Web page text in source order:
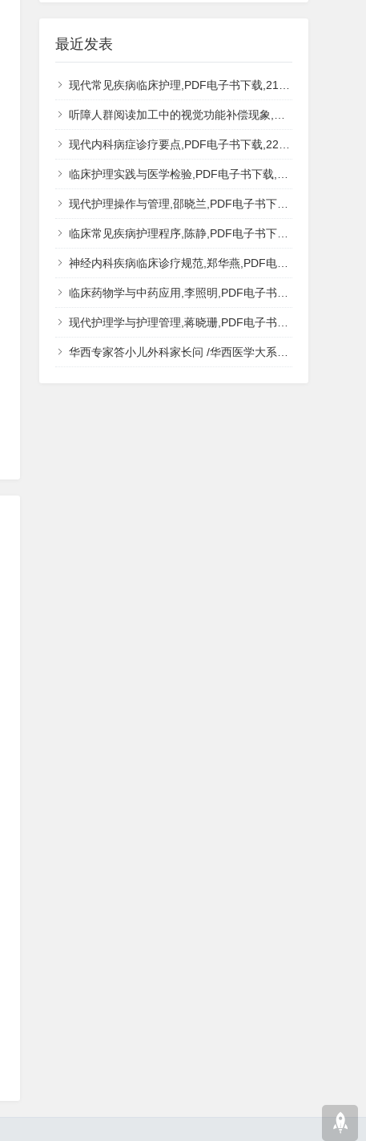
最近发表
现代常见疾病临床护理,PDF电子书下载,217MB,网盘资源
听障人群阅读加工中的视觉功能补偿现象,秦钊,PDF电子书下载,网盘资源
现代内科病症诊疗要点,PDF电子书下载,223MB,网盘资源
临床护理实践与医学检验,PDF电子书下载,193MB,网盘资源
现代护理操作与管理,邵晓兰,PDF电子书下载,242MB,网盘资源
临床常见疾病护理程序,陈静,PDF电子书下载,185MB,网盘资源
神经内科疾病临床诊疗规范,郑华燕,PDF电子书下载,188MB,网盘资源
临床药物学与中药应用,李照明,PDF电子书下载,202MB,网盘资源
现代护理学与护理管理,蒋晓珊,PDF电子书下载,223MB,网盘资源
华西专家答小儿外科家长问 /华西医学大系?医学科普,PDF电子书网盘下载